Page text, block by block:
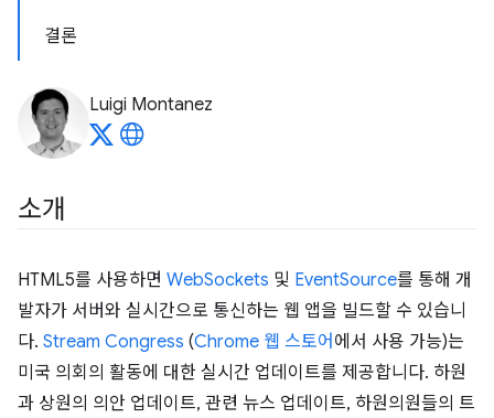
결론
Luigi Montanez
소개
HTML5를 사용하면 WebSockets 및 EventSource를 통해 개
발자가 서버와 실시간으로 통신하는 웹 앱을 빌드할 수 있습니
다. Stream Congress (Chrome 웹 스토어 에서 사용 가능)는
미국 의회의 활동에 대한 실시간 업데이트를 제공합니다. 하원
과 상원의 의안 업데이트, 관련 뉴스 업데이트, 하원의원들의 트